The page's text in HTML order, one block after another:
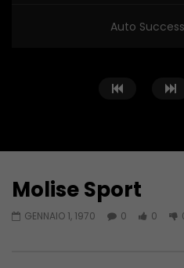
Auto
Molise Sport
GENNAIO 1, 1970 0 0